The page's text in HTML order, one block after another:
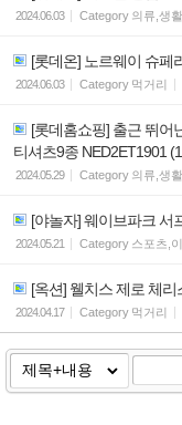
2024.06.03 Category 의류,생
[롯데온] 노르웨이 슈페
2024.06.03 Category 먹거리
[롯데홈쇼핑] 출근 뛰어
티셔츠9종 NED2ET1901
2024.05.29 Category 의류,생
[야놀자] 웨이브파크 서
2024.05.21 Category 스포츠,
[옥션] 웰치스 제로 체
2024.04.17 Category 먹거리